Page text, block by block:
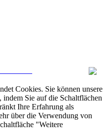
Cookies. Sie können unsere
indem Sie auf die Schaltflächen
Ihre Erfahrung als
über die Verwendung von
"Weitere